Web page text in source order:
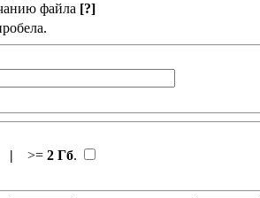
файла [?]
| >= 2 Гб.